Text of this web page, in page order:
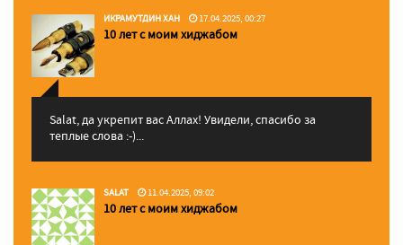
ИКРАМУТДИН ХАН 17.04.2025, 00:27
10 лет с моим хиджабом
Salat, да укрепит вас Аллаx! Увидели, спасибо за
теплые слова :-)...
SALAT 11.04.2025, 09:02
10 лет с моим хиджабом